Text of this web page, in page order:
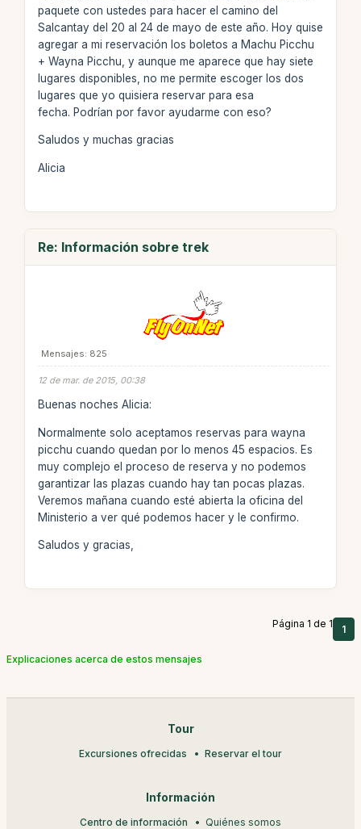
paquete con ustedes para hacer el camino del
Salcantay del 20 al 24 de mayo de este año. Hoy quise
agregar a mi reservación los boletos a Machu Picchu
+ Wayna Picchu, y aunque me aparece que hay siete
lugares disponibles, no me permite escoger los dos
lugares que yo quisiera reservar para esa
fecha. Podrían por favor ayudarme con eso?
Saludos y muchas gracias
Alicia
Re: Información sobre trek
Mensajes: 825
12 de mar. de 2015, 00:38
Buenas noches Alicia:
Normalmente solo aceptamos reservas para wayna
picchu cuando quedan por lo menos 45 espacios. Es
muy complejo el proceso de reserva y no podemos
garantizar las plazas cuando hay tan pocas plazas.
Veremos mañana cuando esté abierta la oficina del
Ministerio a ver qué podemos hacer y le confirmo.
Saludos y gracias,
Página 1 de 1 1
Explicaciones acerca de estos mensajes
Tour
Excursiones ofrecidas Reservar el tour
Información
Centro de información Quiénes somos